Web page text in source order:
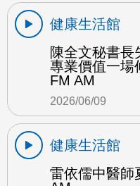
健康生活館
陳全文秘書長
專業價值一場
FM AM
2026/06/09
健康生活館
雷依儒中醫師